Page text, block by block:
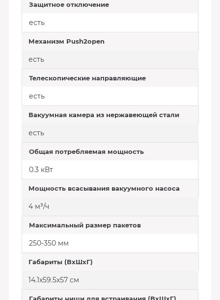
Защитное отключение
есть
Механизм Push2open
есть
Телескопические направляющие
есть
Вакуумная камера из нержавеющей стали
есть
Общая потребляемая мощность
0.3 кВт
Мощность всасывания вакуумного насоса
4 м³/ч
Максимальный размер пакетов
250-350 мм
Габариты (ВхШхГ)
14.1х59.5х57 см